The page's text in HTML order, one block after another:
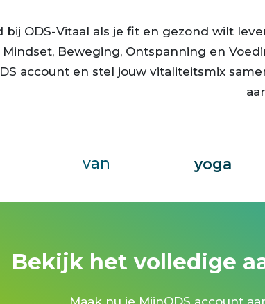
bij ODS-Vitaal als je fit en gezond wilt
Beweging, Ontspanning en
account en stel jouw vitaliteitsmix
van
zwemmen
women
wandelen
Bekijk het volledige